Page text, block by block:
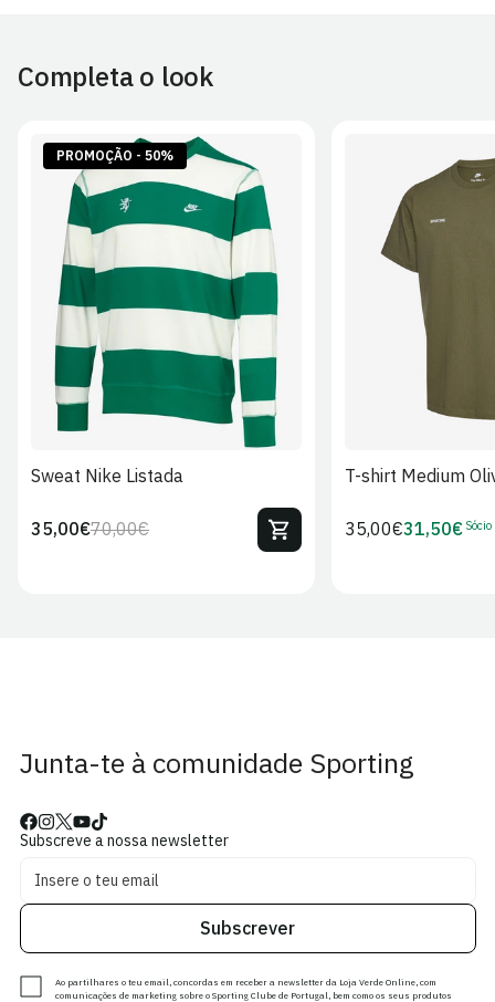
Artigos personalizados não podem ser devolvidos.
de EnvioeDevoluções
Completa o look
PROMOÇÃO - 50%
S XL 2XL
Sweat Nike Listada
Preço
70,00€Preço
35,00€
T-shirt Medium
Preço
35,00€Preço
31,50€ Sócio
Junta-te à comunidade Sporting
Subscreve a nossa newsletter
Subscrever
Ao partilhares o teu email, concordas em receber a newsletter da Loja Verde Online, com
comunicações de marketing sobre o Sporting Clube de Portugal, bem como os seus produtos